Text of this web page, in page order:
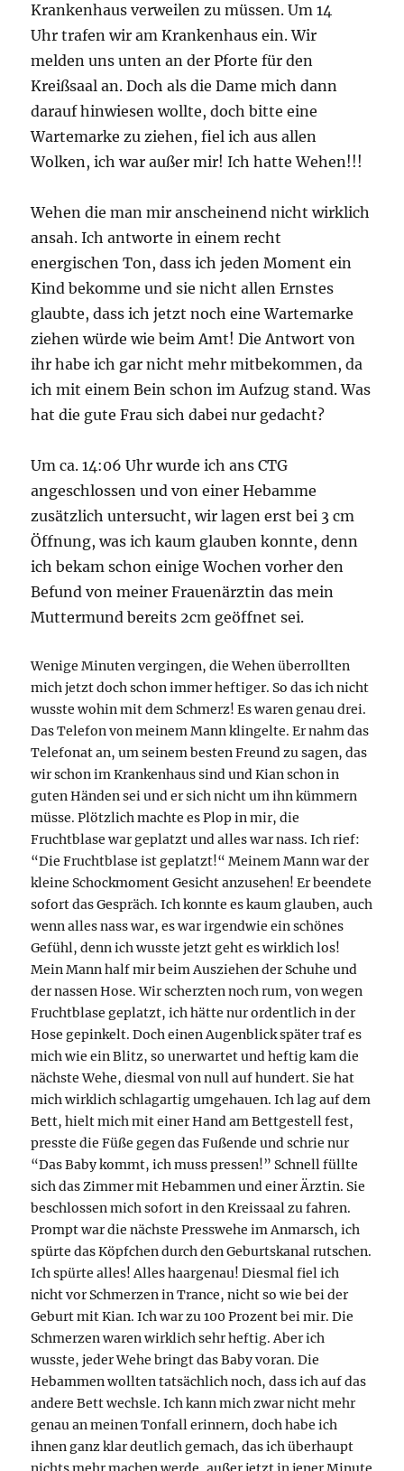
Krankenhaus verweilen zu müssen. Um 14
Uhr trafen wir am Krankenhaus ein. Wir
melden uns unten an der Pforte für den
Kreißsaal an. Doch als die Dame mich dann
darauf hinwiesen wollte, doch bitte eine
Wartemarke zu ziehen, fiel ich aus allen
Wolken, ich war außer mir! Ich hatte Wehen!!!
Wehen die man mir anscheinend nicht wirklich
ansah. Ich antworte in einem recht
energischen Ton, dass ich jeden Moment ein
Kind bekomme und sie nicht allen Ernstes
glaubte, dass ich jetzt noch eine Wartemarke
ziehen würde wie beim Amt! Die Antwort von
ihr habe ich gar nicht mehr mitbekommen, da
ich mit einem Bein schon im Aufzug stand. Was
hat die gute Frau sich dabei nur gedacht?
Um ca. 14:06 Uhr wurde ich ans CTG
angeschlossen und von einer Hebamme
zusätzlich untersucht, wir lagen erst bei 3 cm
Öffnung, was ich kaum glauben konnte, denn
ich bekam schon einige Wochen vorher den
Befund von meiner Frauenärztin das mein
Muttermund bereits 2cm geöffnet sei.
Wenige Minuten vergingen, die Wehen überrollten
mich jetzt doch schon immer heftiger. So das ich nicht
wusste wohin mit dem Schmerz! Es waren genau drei.
Das Telefon von meinem Mann klingelte. Er nahm das
Telefonat an, um seinem besten Freund zu sagen, das
wir schon im Krankenhaus sind und Kian schon in
guten Händen sei und er sich nicht um ihn kümmern
müsse. Plötzlich machte es Plop in mir, die
Fruchtblase war geplatzt und alles war nass. Ich rief:
“Die Fruchtblase ist geplatzt!“ Meinem Mann war der
kleine Schockmoment Gesicht anzusehen! Er beendete
sofort das Gespräch. Ich konnte es kaum glauben, auch
wenn alles nass war, es war irgendwie ein schönes
Gefühl, denn ich wusste jetzt geht es wirklich los!
Mein Mann half mir beim Ausziehen der Schuhe und
der nassen Hose. Wir scherzten noch rum, von wegen
Fruchtblase geplatzt, ich hätte nur ordentlich in der
Hose gepinkelt. Doch einen Augenblick später traf es
mich wie ein Blitz, so unerwartet und heftig kam die
nächste Wehe, diesmal von null auf hundert. Sie hat
mich wirklich schlagartig umgehauen. Ich lag auf dem
Bett, hielt mich mit einer Hand am Bettgestell fest,
presste die Füße gegen das Fußende und schrie nur
“Das Baby kommt, ich muss pressen!” Schnell füllte
sich das Zimmer mit Hebammen und einer Ärztin. Sie
beschlossen mich sofort in den Kreissaal zu fahren.
Prompt war die nächste Presswehe im Anmarsch, ich
spürte das Köpfchen durch den Geburtskanal rutschen.
Ich spürte alles! Alles haargenau! Diesmal fiel ich
nicht vor Schmerzen in Trance, nicht so wie bei der
Geburt mit Kian. Ich war zu 100 Prozent bei mir. Die
Schmerzen waren wirklich sehr heftig. Aber ich
wusste, jeder Wehe bringt das Baby voran. Die
Hebammen wollten tatsächlich noch, dass ich auf das
andere Bett wechsle. Ich kann mich zwar nicht mehr
genau an meinen Tonfall erinnern, doch habe ich
ihnen ganz klar deutlich gemach, das ich überhaupt